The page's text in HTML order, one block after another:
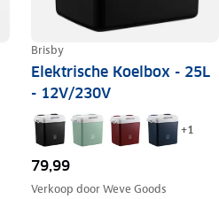
Brisby
Elektrische Koelbox - 25L
- 12V/230V
+1
79,99
Verkoop doorWeve Goods